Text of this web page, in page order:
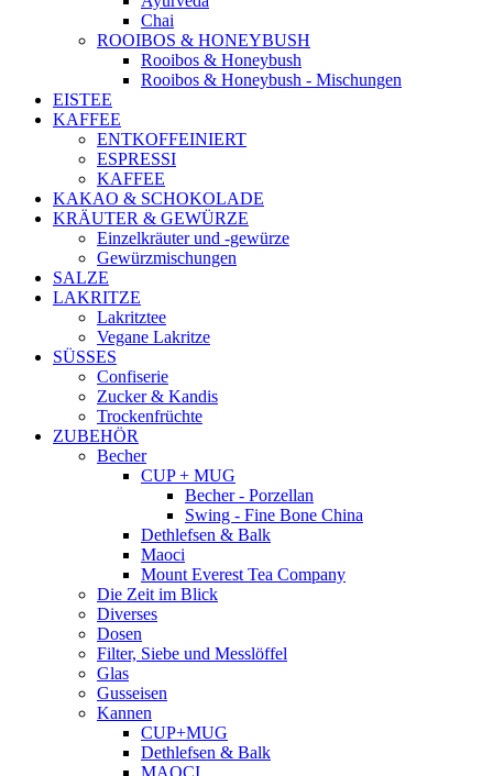
Chai
ROOIBOS & HONEYBUSH
Rooibos & Honeybush
Rooibos & Honeybush - Mischungen
EISTEE
KAFFEE
ENTKOFFEINIERT
ESPRESSI
KAFFEE
KAKAO & SCHOKOLADE
KRÄUTER & GEWÜRZE
Einzelkräuter und -gewürze
Gewürzmischungen
SALZE
LAKRITZE
Lakritztee
Vegane Lakritze
SÜSSES
Confiserie
Zucker & Kandis
Trockenfrüchte
ZUBEHÖR
Becher
CUP + MUG
Becher - Porzellan
Swing - Fine Bone China
Dethlefsen & Balk
Maoci
Mount Everest Tea Company
Die Zeit im Blick
Diverses
Dosen
Filter, Siebe und Messlöffel
Glas
Gusseisen
Kannen
CUP+MUG
Dethlefsen & Balk